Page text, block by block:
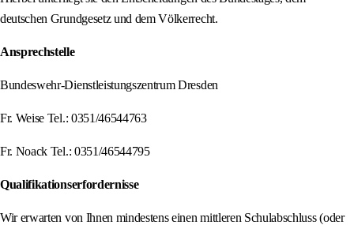
deutschen Grundgesetz und dem Völkerrecht.
Ansprechstelle
Bundeswehr-Dienstleistungszentrum Dresden
Fr. Weise Tel.: 0351/46544763
Fr. Noack Tel.: 0351/46544795
Qualifikationserfordernisse
Wir erwarten von Ihnen mindestens einen mittleren Schulabschluss (oder